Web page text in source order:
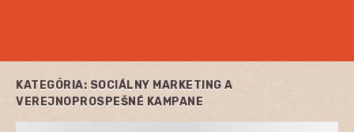
KATEGÓRIA: SOCIÁLNY MARKETING A
VEREJNOPROSPEŠNÉ KAMPANE